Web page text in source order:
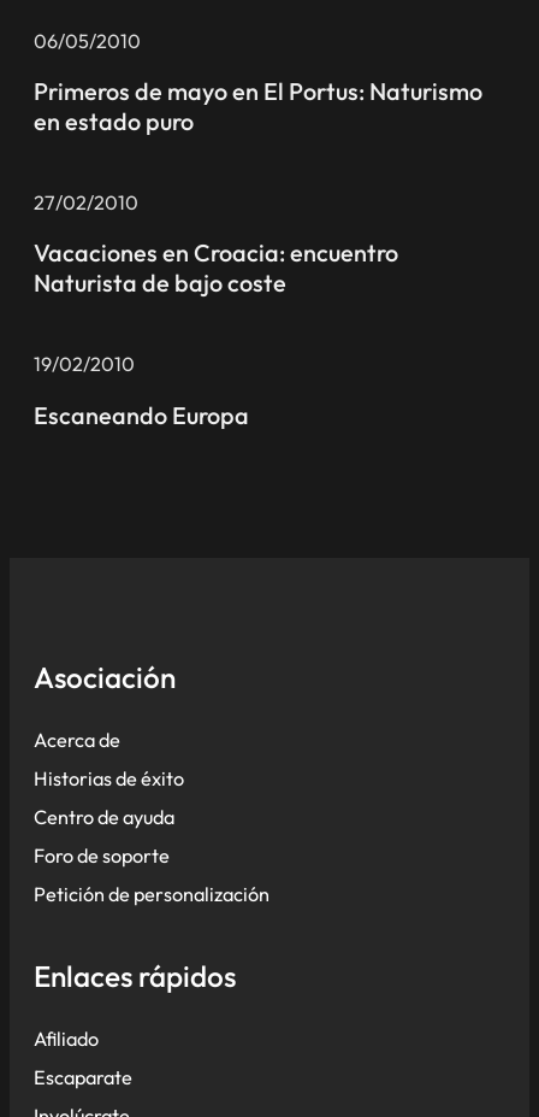
06/05/2010
Primeros de mayo en El Portus: Naturismo
en estado puro
27/02/2010
Vacaciones en Croacia: encuentro
Naturista de bajo coste
19/02/2010
Escaneando Europa
Asociación
Acerca de
Historias de éxito
Centro de ayuda
Foro de soporte
Petición de personalización
Enlaces rápidos
Afiliado
Escaparate